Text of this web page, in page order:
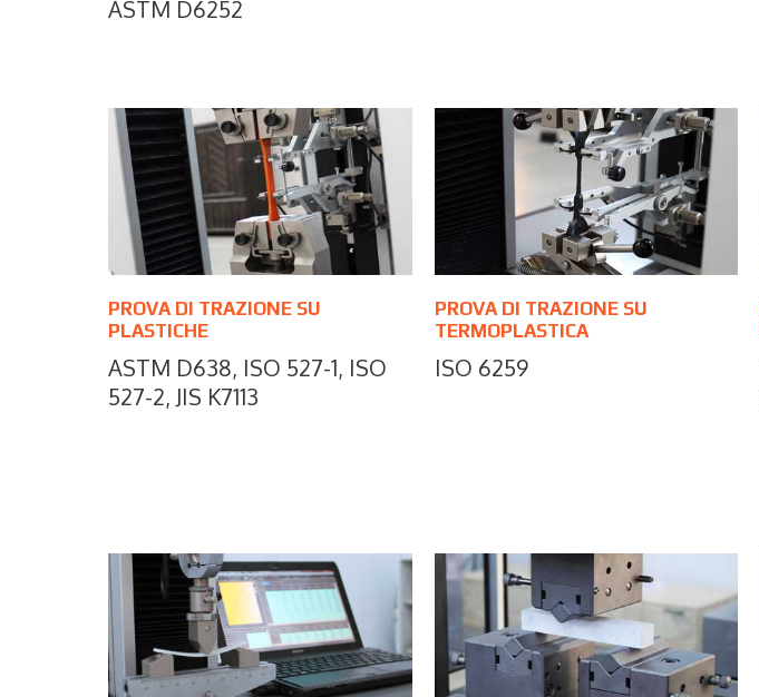
ASTM D6252
PROVA DI TRAZIONE SU
PLASTICHE
ASTM D638, ISO 527-1, ISO
527-2, JIS K7113
PROVA DI TRAZIONE SU
TERMOPLASTICA
ISO 6259